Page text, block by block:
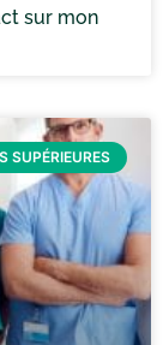
sur mon
SUPÉRIEURES